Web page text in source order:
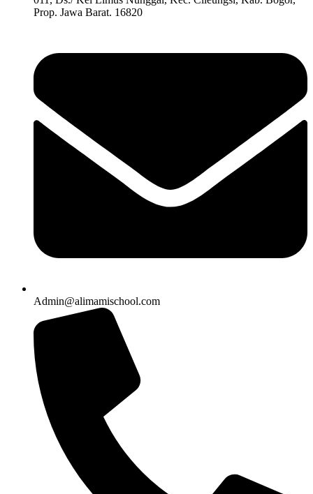
Prop. Jawa Barat. 16820
Admin@alimamischool.com